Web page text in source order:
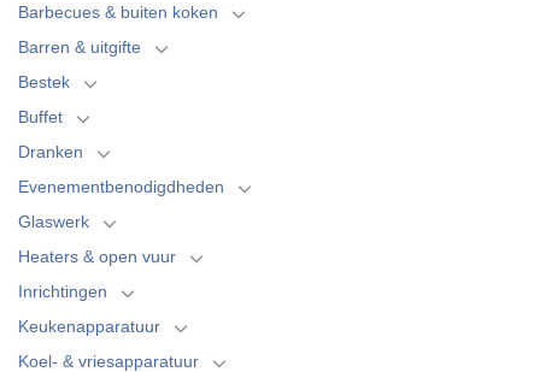
Barbecues & buiten koken
Barren & uitgifte
Bestek
Buffet
Dranken
Evenementbenodigdheden
Glaswerk
Heaters & open vuur
Inrichtingen
Keukenapparatuur
Koel- & vriesapparatuur